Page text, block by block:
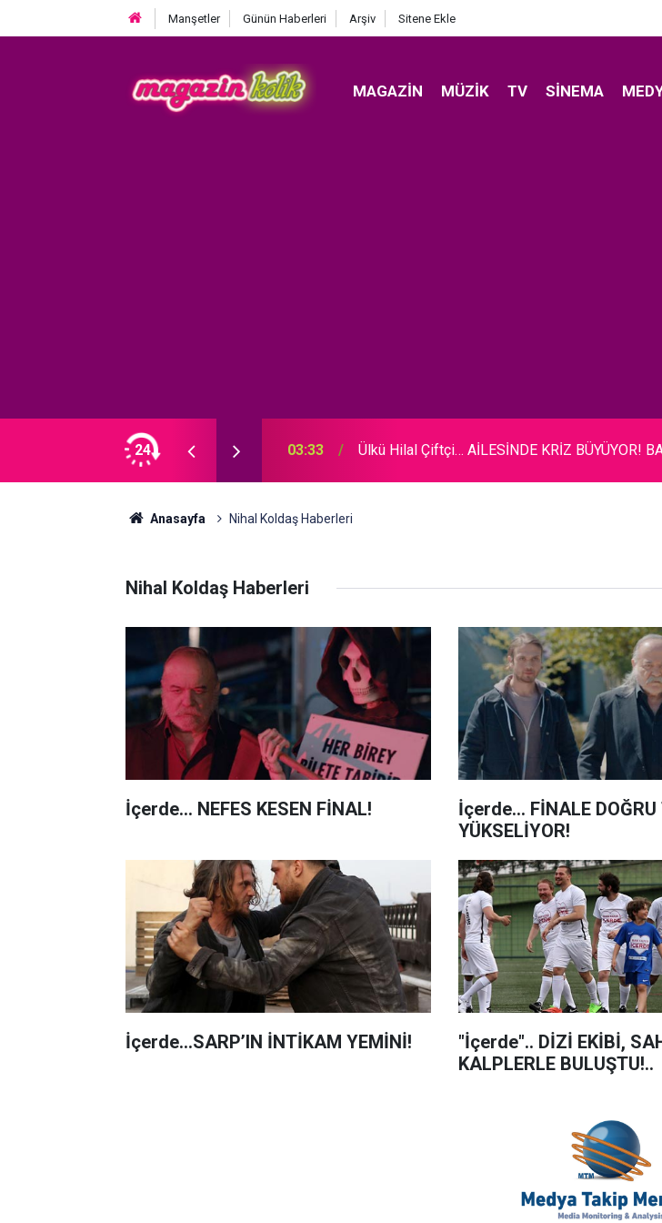
Manşetler Günün Haberleri Arşiv Sitene Ekle
MAGAZIN MÜZIK TV SINEMA
24
"ÇOK MUTLUYUM!" 03:33 Ülkü Hilal Çiftçi… AİLESİNDE KRİZ BÜYÜYOR!
Anasayfa Nihal Koldaş Haberleri
Nihal Koldaş Haberleri
İçerde... NEFES KESEN FİNAL!
İçerde... FİNALE
YÜKSELİYOR!
İçerde...SARP’IN İNTİKAM YEMİNİ!
"İçerde".. DİZİ EKİBİ,
KALPLERLE BULUŞTU!..